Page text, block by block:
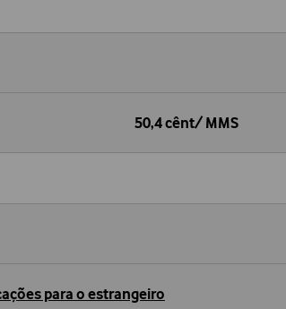
50,4 cênt/ MMS
para o estrangeiro